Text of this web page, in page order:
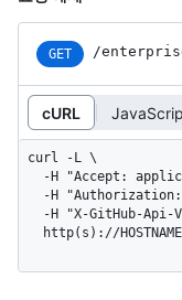
GET /
cURL
curl -L \
http(s)://